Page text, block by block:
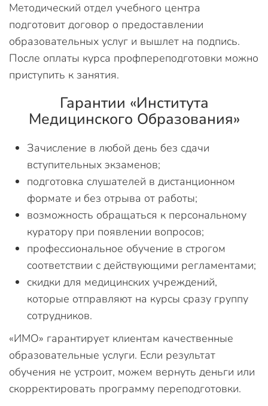
Методический отдел учебного центра
подготовит договор о предоставлении
образовательных услуг и вышлет на подпись.
После оплаты курса профпереподготовки можно
приступить к занятия.
Гарантии «Института
Медицинского Образования»
Зачисление в любой день без сдачи
вступительных экзаменов;
подготовка слушателей в дистанционном
формате и без отрыва от работы;
возможность обращаться к персональному
куратору при появлении вопросов;
профессиональное обучение в строгом
соответствии с действующими регламентами;
скидки для медицинских учреждений,
которые отправляют на курсы сразу группу
сотрудников.
«ИМО» гарантирует клиентам качественные
образовательные услуги. Если результат
обучения не устроит, можем вернуть деньги или
скорректировать программу переподготовки.